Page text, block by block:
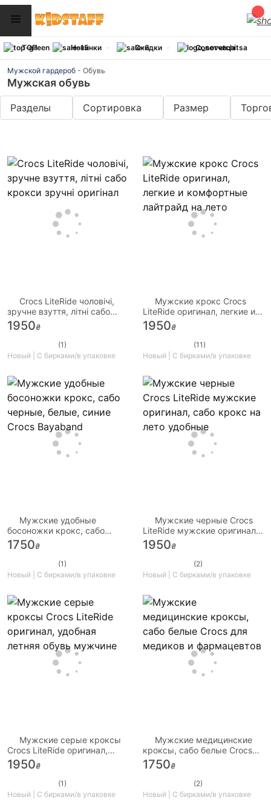
ТОП Новинки Скидки Советчица
Мужской гардероб - Обувь
Мужская обувь
Разделы Сортировка Размер
Crocs LiteRide чоловічі,
зручне взуття, літні сабо
крокси зручні оригінал
1950₴
(1)
Новый | С бирками/в упаковке
Мужские крокс Crocs
LiteRide оригинал, легкие и
комфортные лайтрайд на
лето
1950₴
(11)
Новый | С бирками/в упаковке
Мужские удобные
босоножки крокс, сабо
черные, белые, синие Crocs
Bayaband
1750₴
(1)
Новый | С бирками/в упаковке
Мужские черные Crocs
LiteRide мужские оригинал,
сабо крокс на лето удобные
1950₴
(2)
Новый | С бирками/в упаковке
Crocs LiteRide оригинал,
удобная летняя обувь
мужчине
1950₴
(1)
Новый | С бирками/в упаковке
Мужские медицинские
кроксы, сабо белые Crocs
для медиков и фармацевтов
1750₴
(2)
Новый | С бирками/в упаковке